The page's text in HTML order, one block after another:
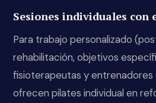
Sesiones individuales con
Para trabajo personalizado
rehabilitación, objetivos
fisioterapeutas y entrenadores
ofrecen pilates individual en